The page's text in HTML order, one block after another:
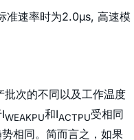
准速率时为2.0µs, 高速模
批次的不同以及工作温度
WEAKPU和IACTPU受相同
相同。简而言之，如果